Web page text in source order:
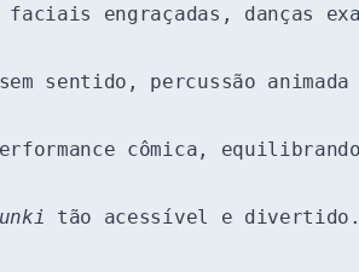
engraçadas, danças
sentido, percussão animada
cômica,
tão acessível e divertido.